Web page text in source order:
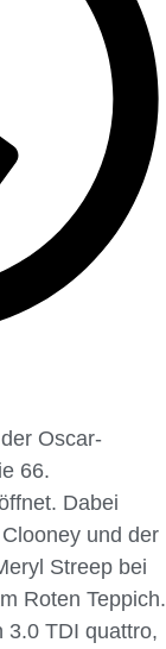
Oscar-
66.
Dabei
und der
Streep bei
Roten Teppich.
3.0 TDI quattro,